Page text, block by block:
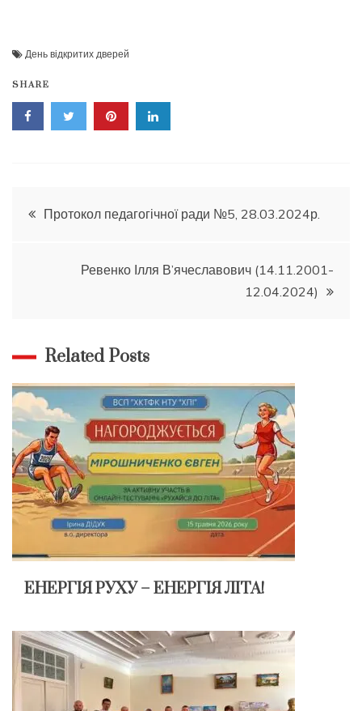
День відкритих дверей
SHARE
Навігація
Протокол педагогічної ради №5, 28.03.2024р.
Ревенко Ілля В’ячеславович (14.11.2001-
12.04.2024)
Related Posts
ЕНЕРГІЯ РУХУ – ЕНЕРГІЯ ЛІТА!